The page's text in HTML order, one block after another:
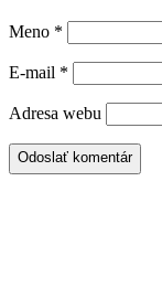
Meno *
E-mail *
Adresa webu
Odoslať komentár